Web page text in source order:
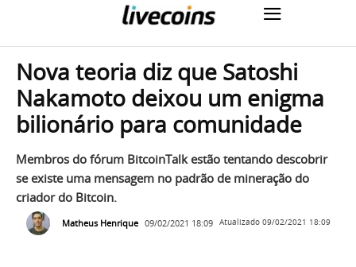
Nova teoria diz que Satoshi
Nakamoto deixou um enigma
bilionário para comunidade
Membros do fórum BitcoinTalk estão tentando descobrir
se existe uma mensagem no padrão de mineração do
criador do Bitcoin.
Matheus Henrique 09/02/2021 18:09 Atualizado 09/02/2021 18:09